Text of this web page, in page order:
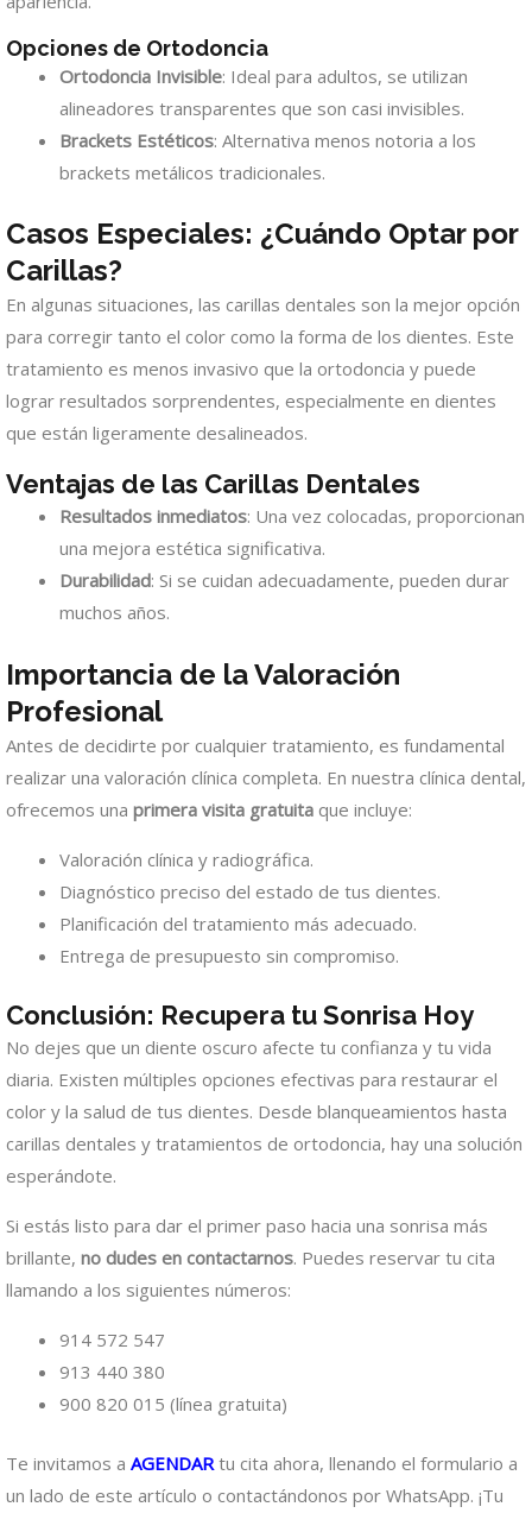
Opciones de Ortodoncia
Ortodoncia Invisible: Ideal para adultos, se utilizan
alineadores transparentes que son casi invisibles.
Brackets Estéticos: Alternativa menos notoria a los
brackets metálicos tradicionales.
Casos Especiales: ¿Cuándo Optar por
Carillas?
En algunas situaciones, las carillas dentales son la mejor opción
para corregir tanto el color como la forma de los dientes. Este
tratamiento es menos invasivo que la ortodoncia y puede
lograr resultados sorprendentes, especialmente en dientes
que están ligeramente desalineados.
Ventajas de las Carillas Dentales
Resultados inmediatos: Una vez colocadas, proporcionan
una mejora estética significativa.
Durabilidad: Si se cuidan adecuadamente, pueden durar
muchos años.
Importancia de la Valoración
Profesional
Antes de decidirte por cualquier tratamiento, es fundamental
realizar una valoración clínica completa. En nuestra clínica dental,
ofrecemos una primera visita gratuita que incluye:
Valoración clínica y radiográfica.
Diagnóstico preciso del estado de tus dientes.
Planificación del tratamiento más adecuado.
Entrega de presupuesto sin compromiso.
Conclusión: Recupera tu Sonrisa Hoy
No dejes que un diente oscuro afecte tu confianza y tu vida
diaria. Existen múltiples opciones efectivas para restaurar el
color y la salud de tus dientes. Desde blanqueamientos hasta
carillas dentales y tratamientos de ortodoncia, hay una solución
esperándote.
Si estás listo para dar el primer paso hacia una sonrisa más
brillante, no dudes en contactarnos. Puedes reservar tu cita
llamando a los siguientes números:
914 572 547
913 440 380
900 820 015 (línea gratuita)
Te invitamos a AGENDAR tu cita ahora, llenando el formulario a
un lado de este artículo o contactándonos por WhatsApp. ¡Tu